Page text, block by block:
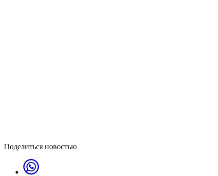
Поделиться новостью